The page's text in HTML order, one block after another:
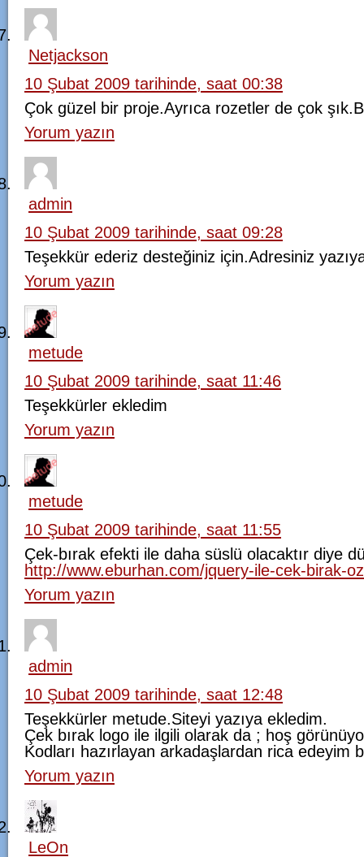
Netjackson
10 Şubat 2009 tarihinde, saat 00:38
Çok güzel bir proje.Ayrıca rozetler de çok
Yorum yazın
admin
10 Şubat 2009 tarihinde, saat 09:28
Teşekkür ederiz desteğiniz için.Adresiniz
Yorum yazın
metude
10 Şubat 2009 tarihinde, saat 11:46
Teşekkürler ekledim
Yorum yazın
metude
10 Şubat 2009 tarihinde, saat 11:55
Çek-bırak efekti ile daha süslü olacaktır diye
http://www.eburhan.com/jquery-ile-cek-birak-
Yorum yazın
admin
10 Şubat 2009 tarihinde, saat 12:48
Teşekkürler metude.Siteyi yazıya ekledim.
Çek bırak logo ile ilgili olarak da ; hoş
Kodları hazırlayan arkadaşlardan rica edeyim
Yorum yazın
LeOn